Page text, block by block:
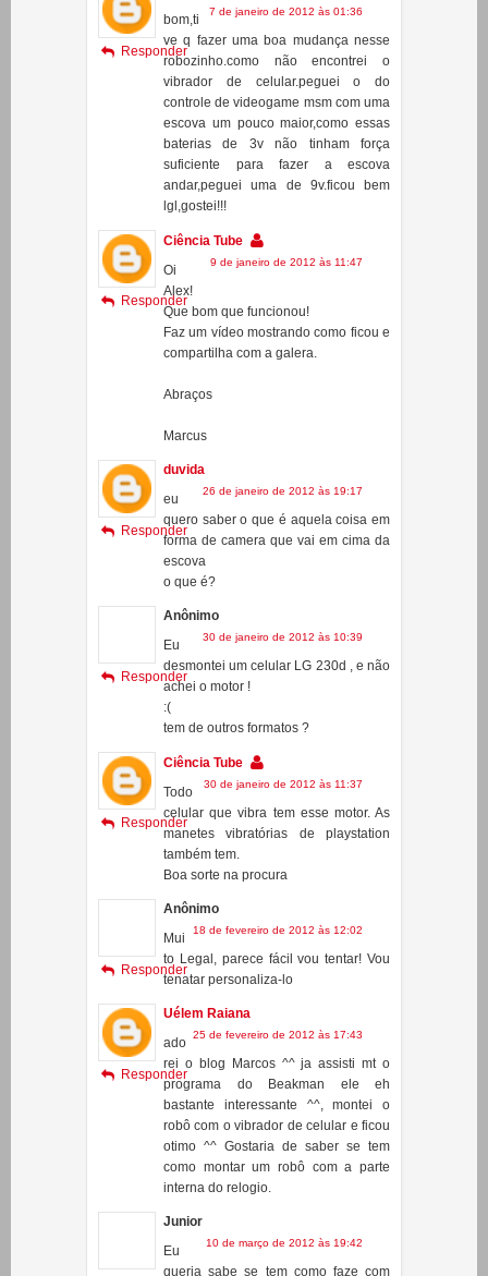
vibrador de celular.peguei o do
controle de videogame msm com uma
escova um pouco maior,como essas
suficiente para fazer a escova
andar,peguei uma de 9v.ficou bem
Ciência Tube
9 de janeiro de 2012 às 11:47
Oi
Que bom que funcionou!
Faz um vídeo mostrando como ficou e
Abraços
Marcus
Responder
duvida
forma de camera que vai em cima da
escova
Responder
Anônimo
30 de janeiro de 2012 às 10:39
desmontei um celular LG 230d , e não
achei o motor !
Responder
Ciência Tube
Todo
manetes vibratórias de playstation
também tem.
Responder
Anônimo
18 de fevereiro de 2012 às 12:02
to Legal, parece fácil vou tentar! Vou
tenatar personaliza-lo
Responder
Uélem Raiana
25 de fevereiro de 2012 às 17:43
ado
rei o blog Marcos ^^ ja assisti mt o
programa do Beakman ele eh
bastante interessante ^^, montei o
otimo ^^ Gostaria de saber se tem
como montar um robô com a parte
Responder
Junior
10 de março de 2012 às 19:42
queria sabe se tem como faze com
motor de controle de Ps2 ? e se não
fica muito grande em cima da escova
Responder